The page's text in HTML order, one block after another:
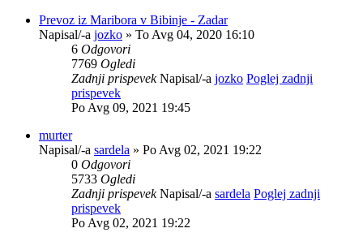
Prevoz iz Maribora v Bibinje - Zadar
Napisal/-a jozko » To Avg 04, 2020 16:10
6 Odgovori
7769 Ogledi
Zadnji prispevekNapisal/-a jozko Poglej zadnji
prispevek
Po Avg 09, 2021 19:45
murter
Napisal/-a sardela » Po Avg 02, 2021 19:22
0 Odgovori
5733 Ogledi
Zadnji prispevekNapisal/-a sardela Poglej zadnji
prispevek
Po Avg 02, 2021 19:22